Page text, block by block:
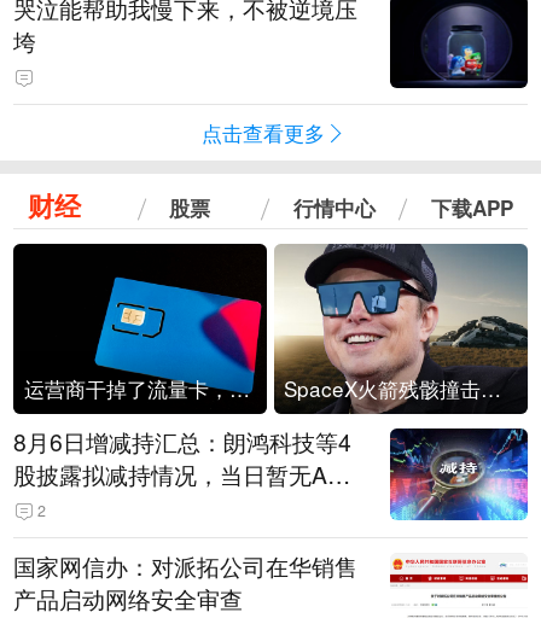
哭泣能帮助我慢下来，不被逆境压
垮
点击查看更多
财经 股票 行情中心 下载APP
运营商干掉了流量卡，他们真的玩不起了 SpaceX火箭残骸撞击月球
8月6日增减持汇总：朗鸿科技等4
股披露拟减持情况，当日暂无A股
公司披露拟增持情况（表）
2
国家网信办：对派拓公司在华销售
产品启动网络安全审查